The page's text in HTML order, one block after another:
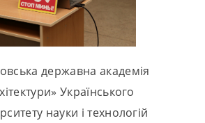
державна академія
Українського
науки і технологій